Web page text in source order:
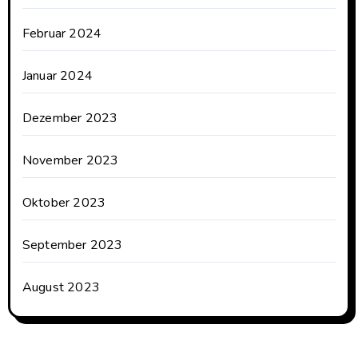
Februar 2024
Januar 2024
Dezember 2023
November 2023
Oktober 2023
September 2023
August 2023